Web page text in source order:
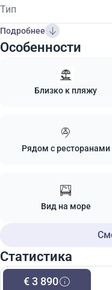
Тип
Подробнее
Особенности
Близко к пляжу
Рядом с ресторанами
Вид на море
Статистика
€ 3 890